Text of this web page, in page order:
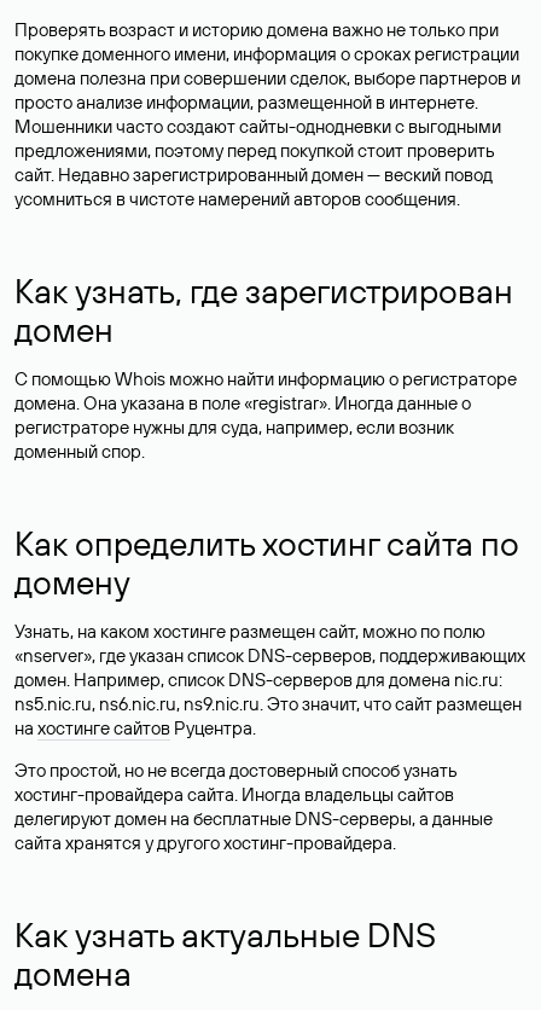
Проверять возраст и историю домена важно не только при
покупке доменного имени, информация о сроках регистрации
домена полезна при совершении сделок, выборе партнеров и
просто анализе информации, размещенной в интернете.
Мошенники часто создают сайты-однодневки с выгодными
предложениями, поэтому перед покупкой стоит проверить
сайт. Недавно зарегистрированный домен — веский повод
усомниться в чистоте намерений авторов сообщения.
Как узнать, где зарегистрирован
домен
С помощью Whois можно найти информацию о регистраторе
домена. Она указана в поле «registrar». Иногда данные о
регистраторе нужны для суда, например, если возник
доменный спор.
Как определить хостинг сайта по
домену
Узнать, на каком хостинге размещен сайт, можно по полю
«nserver», где указан список DNS-серверов, поддерживающих
домен. Например, список DNS-серверов для домена nic.ru:
ns5.nic.ru, ns6.nic.ru, ns9.nic.ru. Это значит, что сайт размещен
на хостинге сайтов Руцентра.
Это простой, но не всегда достоверный способ узнать
хостинг-провайдера сайта. Иногда владельцы сайтов
делегируют домен на бесплатные DNS-серверы, а данные
сайта хранятся у другого хостинг-провайдера.
Как узнать актуальные DNS
домена